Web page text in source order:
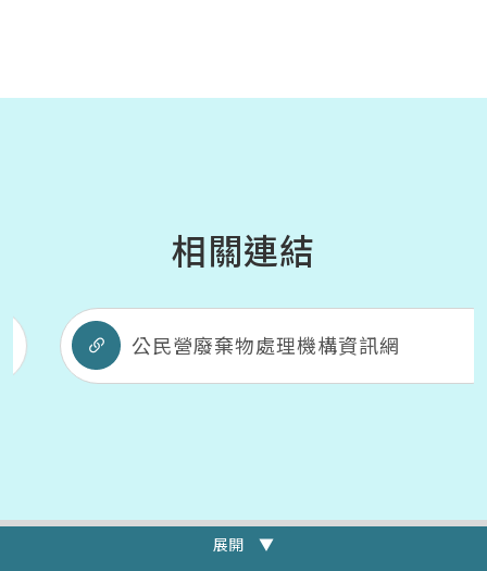
相關連結
公民營廢棄物處理機構資訊網
展開 ▼